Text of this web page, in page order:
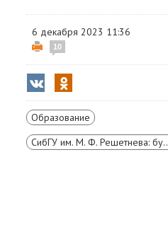
6 декабря 2023 11:36
10
Образование
СибГУ им. М. Ф.